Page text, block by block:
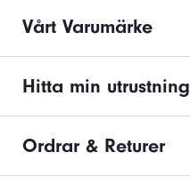
Vårt Varumärke
Hitta min utrustning
Ordrar & Returer